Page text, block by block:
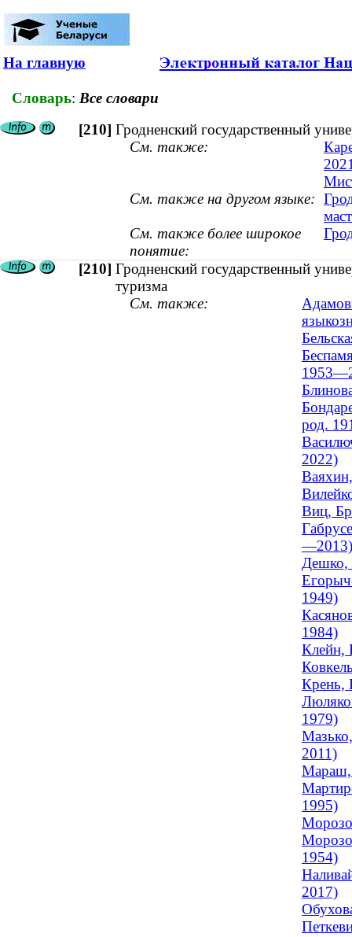
На главную
Словарь: Все словари
[210] Гродненский государственный
См. также:
См. также на другом языке:
См. также более широкое
понятие:
[210] Гродненский государственный
туризма
См. также:
род.
2022)
Виц,
—2013)
Дешко,
1949)
1984)
Клейн,
Крень,
1979)
2011)
Мараш,
1995)
1954)
2017)